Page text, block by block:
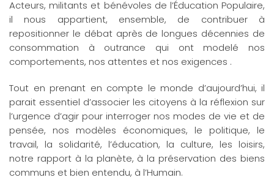
Acteurs, militants et bénévoles de l’Éducation Populaire,
il nous appartient, ensemble, de contribuer à
repositionner le débat après de longues décennies de
consommation à outrance qui ont modelé nos
comportements, nos attentes et nos exigences .
Tout en prenant en compte le monde d’aujourd’hui, il
parait essentiel d’associer les citoyens à la réflexion sur
l’urgence d’agir pour interroger nos modes de vie et de
pensée, nos modèles économiques, le politique, le
travail, la solidarité, l’éducation, la culture, les loisirs,
notre rapport à la planète, à la préservation des biens
communs et bien entendu, à l’Humain.